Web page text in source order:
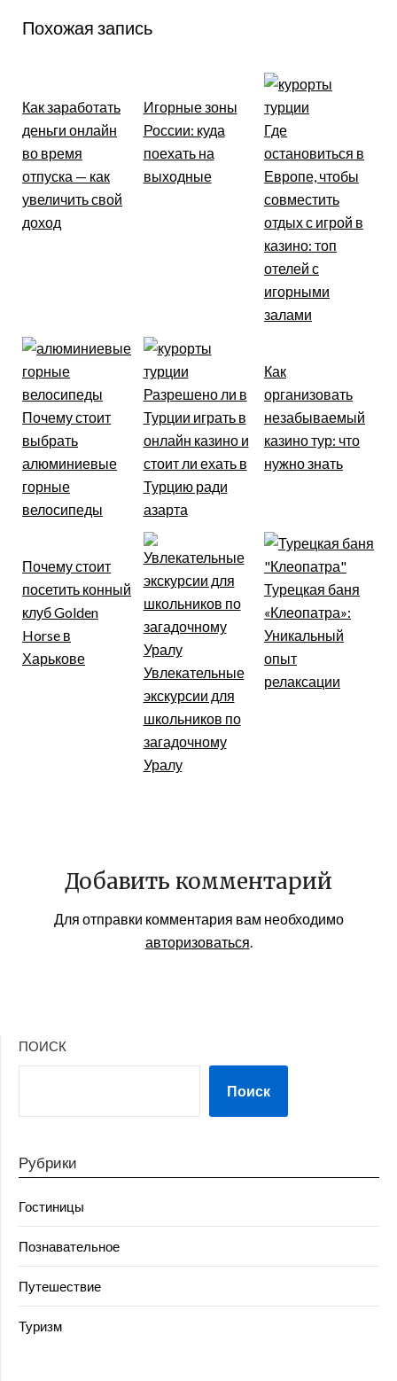
Похожая запись
Как заработать
деньги онлайн
во время
отпуска — как
увеличить свой
доход
Игорные зоны
России: куда
поехать на
выходные
Где
остановиться в
Европе, чтобы
совместить
отдых с игрой в
казино: топ
отелей с
игорными
залами
Почему стоит
выбрать
алюминиевые
горные
велосипеды
Разрешено ли в
Турции играть в
онлайн казино и
стоит ли ехать в
Турцию ради
азарта
Как
организовать
незабываемый
казино тур: что
нужно знать
Почему стоит
посетить конный
клуб Golden
Horse в
Харькове
Увлекательные
экскурсии для
школьников по
загадочному
Уралу
Турецкая баня
«Клеопатра»:
Уникальный
опыт
релаксации
Добавить комментарий
Для отправки комментария вам необходимо
авторизоваться
ПОИСК
Поиск
Рубрики
Гостиницы
Познавательное
Путешествие
Туризм